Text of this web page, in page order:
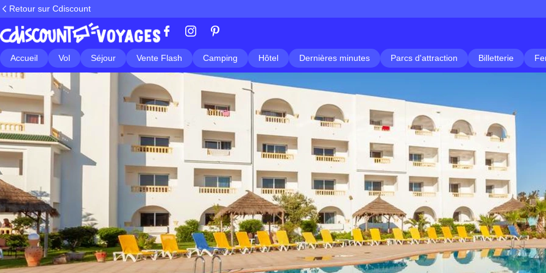
Retour sur Cdiscount
Accueil Vol Séjour Vente Flash Camping Hôtel Dernières minutes Parcs d'attraction Billetterie